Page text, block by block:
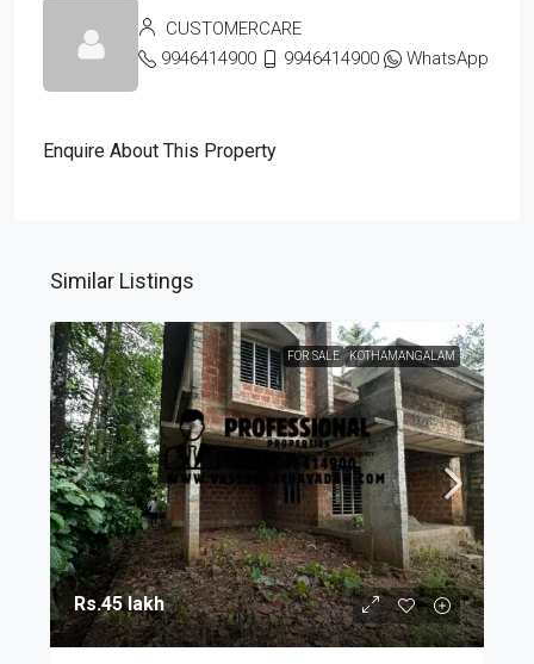
CUSTOMERCARE
9946414900
9946414900 WhatsApp
Enquire About This Property
Similar Listings
FOR SALE KOTHAMANGALAM
Rs.45 lakh